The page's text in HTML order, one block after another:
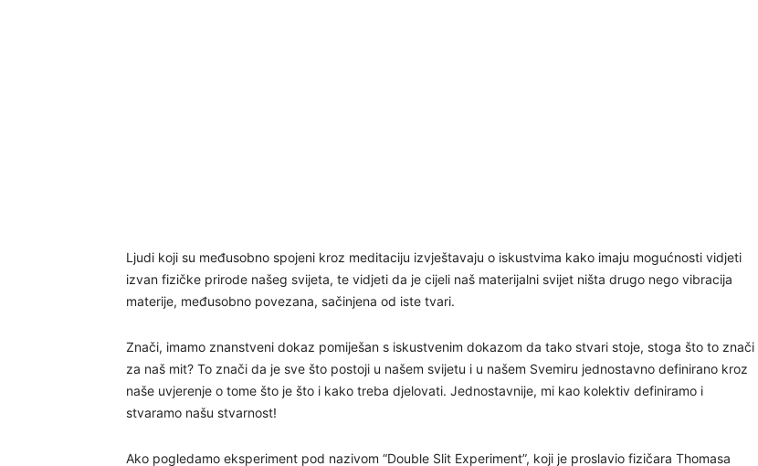
Ljudi koji su međusobno spojeni kroz meditaciju izvještavaju o iskustvima kako imaju mogućnosti vidjeti
izvan fizičke prirode našeg svijeta, te vidjeti da je cijeli naš materijalni svijet ništa drugo nego vibracija
materije, međusobno povezana, sačinjena od iste tvari.
Znači, imamo znanstveni dokaz pomiješan s iskustvenim dokazom da tako stvari stoje, stoga što to znači
za naš mit? To znači da je sve što postoji u našem svijetu i u našem Svemiru jednostavno definirano kroz
naše uvjerenje o tome što je što i kako treba djelovati. Jednostavnije, mi kao kolektiv definiramo i
stvaramo našu stvarnost!
Ako pogledamo eksperiment pod nazivom “Double Slit Experiment”, koji je proslavio fizičara Thomasa